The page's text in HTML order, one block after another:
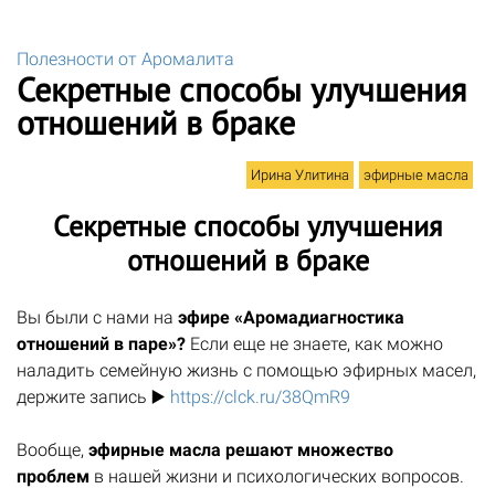
Полезности от Аромалита
Секретные способы улучшения
отношений в браке
Ирина Улитина эфирные масла
Секретные способы улучшения
отношений в браке
Вы были с нами на эфире «Аромадиагностика
отношений в паре»? Если еще не знаете, как можно
наладить семейную жизнь с помощью эфирных масел,
держите запись ▶️ https://clck.ru/38QmR9
Вообще, эфирные масла решают множество
проблем в нашей жизни и психологических вопросов.